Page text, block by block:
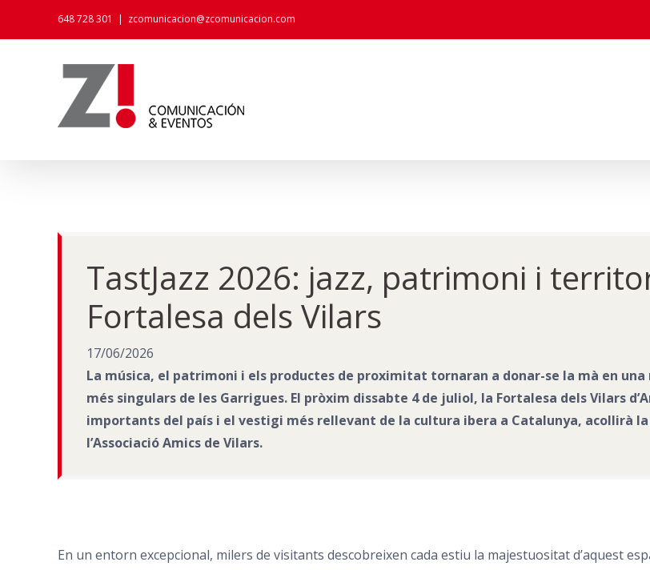
648 728 301 | zcomunicacion@zcomunicacion.com
TastJazz 2026: jazz, patrimoni i
Fortalesa dels Vilars
17/06/2026
La música, el patrimoni i els productes de proximitat tornaran a donar-se la mà en
més singulars de les Garrigues. El pròxim dissabte 4 de juliol, la Fortalesa dels Vilars
importants del país i el vestigi més rellevant de la cultura ibera a Catalunya, acollirà
l’Associació Amics de Vilars.
En un entorn excepcional, milers de visitants descobreixen cada estiu la majestuositat d’aquest